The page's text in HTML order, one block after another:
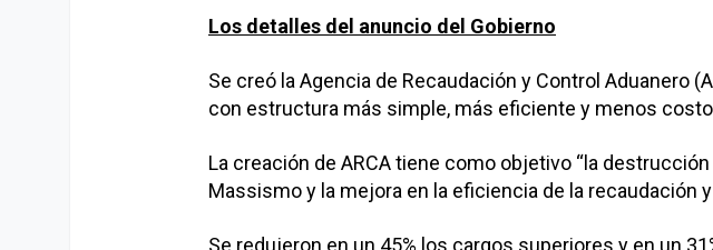
Los detalles del anuncio del Gobierno
Se creó la Agencia de Recaudación y Control Aduanero
con estructura más simple, más eficiente y menos
La creación de ARCA tiene como objetivo “la
Massismo y la mejora en la eficiencia de la recaudación
Se redujeron en un 45% los cargos superiores y en un